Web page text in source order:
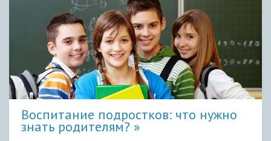
Воспитание подростков: что нужно
знать родителям?